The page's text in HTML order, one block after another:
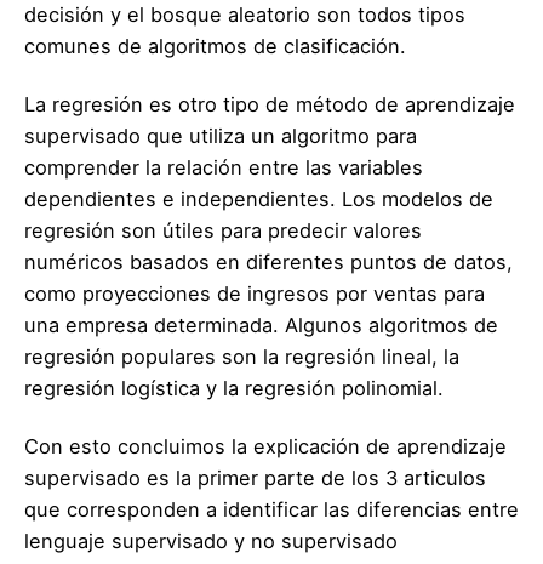
decisión y el bosque aleatorio son todos tipos
comunes de algoritmos de clasificación.
La regresión es otro tipo de método de aprendizaje
supervisado que utiliza un algoritmo para
comprender la relación entre las variables
dependientes e independientes. Los modelos de
regresión son útiles para predecir valores
numéricos basados ​​en diferentes puntos de datos,
como proyecciones de ingresos por ventas para
una empresa determinada. Algunos algoritmos de
regresión populares son la regresión lineal, la
regresión logística y la regresión polinomial.
Con esto concluimos la explicación de aprendizaje
supervisado es la primer parte de los 3 articulos
que corresponden a identificar las diferencias entre
lenguaje supervisado y no supervisado